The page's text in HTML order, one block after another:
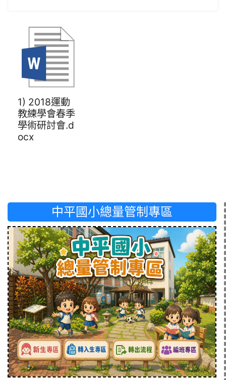
1) 2018運動
教練學會春季
學術研討會.d
ocx
中平國小總量管制專區